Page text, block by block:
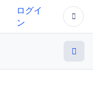
ログイ
ン